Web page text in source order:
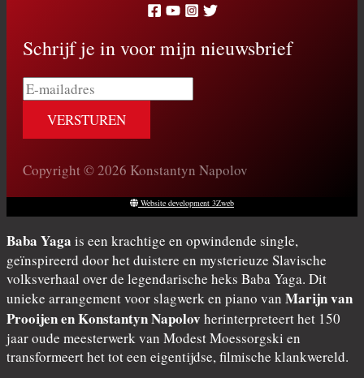
Schrijf je in voor mijn nieuwsbrief
E-
mailadres
Copyright © 2026 Konstantyn Napolov
Website development 3Zweb
Baba Yaga is een krachtige en opwindende single,
geïnspireerd door het duistere en mysterieuze Slavische
volksverhaal over de legendarische heks Baba Yaga. Dit
unieke arrangement voor slagwerk en piano van Marijn van
Prooijen en Konstantyn Napolov herinterpreteert het 150
jaar oude meesterwerk van Modest Moessorgski en
transformeert het tot een eigentijdse, filmische klankwereld.